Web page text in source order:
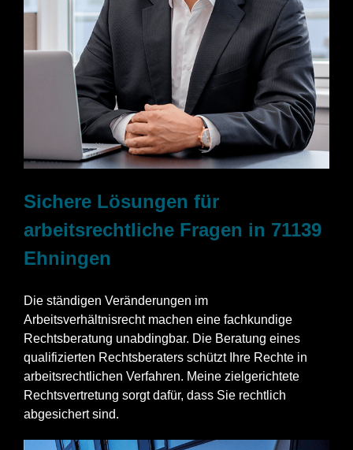
Sichere Lösungen für
arbeitsrechtliche Fragen in 71139
Ehningen
Die ständigen Veränderungen im
Arbeitsverhältnisrecht machen eine fachkundige
Rechtsberatung unabdingbar. Die Beratung eines
qualifizierten Rechtsberaters schützt Ihre Rechte in
arbeitsrechtlichen Verfahren. Meine zielgerichtete
Rechtsvertretung sorgt dafür, dass Sie rechtlich
abgesichert sind.